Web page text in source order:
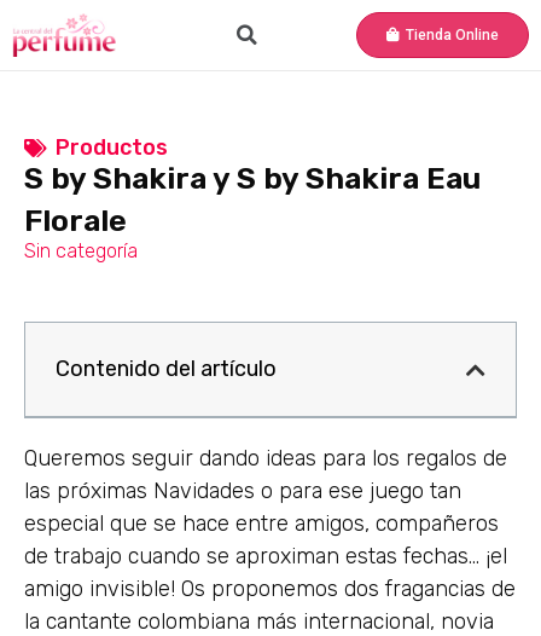
Tienda Online
Productos
S by Shakira y S by Shakira Eau
Florale
Sin categoría
Contenido del artículo
Queremos seguir dando ideas para los regalos de
las próximas Navidades o para ese juego tan
especial que se hace entre amigos, compañeros
de trabajo cuando se aproximan estas fechas… ¡el
amigo invisible! Os proponemos dos fragancias de
la cantante colombiana más internacional, novia